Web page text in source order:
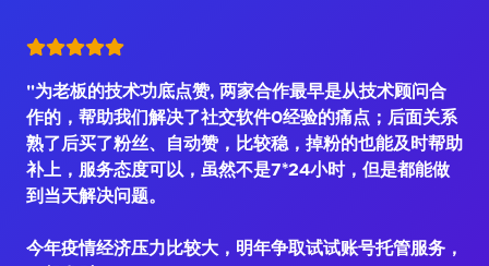
"为老板的技术功底点赞, 两家合作最早是从技术顾问合
作的，帮助我们解决了社交软件0经验的痛点；后面关系
熟了后买了粉丝、自动赞，比较稳，掉粉的也能及时帮助
补上，服务态度可以，虽然不是7*24小时，但是都能做
到当天解决问题。
今年疫情经济压力比较大，明年争取试试账号托管服务，